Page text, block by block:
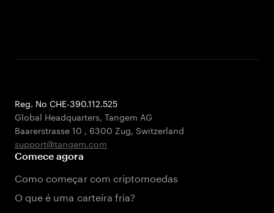
Reg. No CHE-390.112.525
Global Headquarters, Tangem AG
Baarerstrasse 10 , 6300 Zug, Switzerland
support@tangem.com
Comece agora
Como começar com criptomoedas
O que é uma carteira fria?